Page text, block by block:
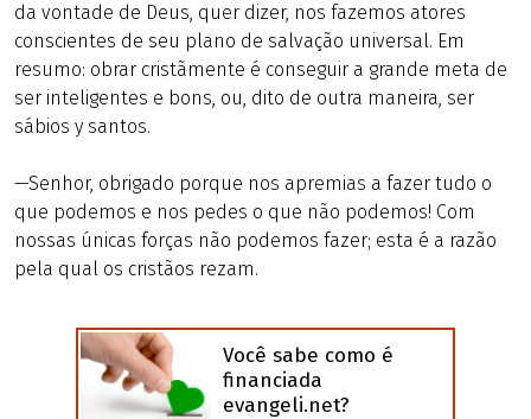
da vontade de Deus, quer dizer, nos fazemos atores
conscientes de seu plano de salvação universal. Em
resumo: obrar cristãmente é conseguir a grande meta de
ser inteligentes e bons, ou, dito de outra maneira, ser
sábios y santos.
—Senhor, obrigado porque nos apremias a fazer tudo o
que podemos e nos pedes o que não podemos! Com
nossas únicas forças não podemos fazer; esta é a razão
pela qual os cristãos rezam.
Você sabe como é
financiada
evangeli.net?